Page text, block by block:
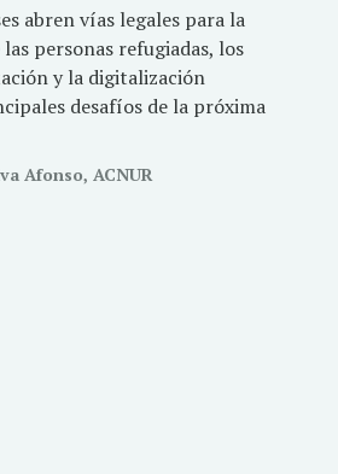
abren vías legales para la
personas refugiadas, los
y la digitalización
desafíos de la próxima
Afonso, ACNUR